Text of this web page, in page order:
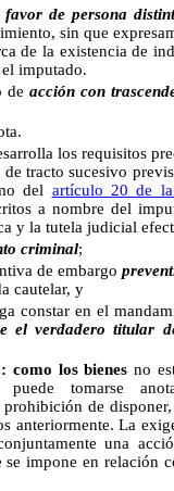
de persona
sin que
de la existencia de
imputado.
acción con
los requisitos
tracto sucesivo
del artículo 20 de
a nombre del
y la tutela judicial
criminal;
de embargo
cautelar, y
en el
el verdadero titular
como los bienes no
tomarse
de disponer,
anteriormente. La
una
se impone en relación